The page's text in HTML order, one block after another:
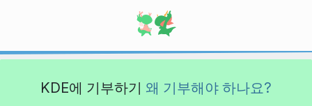
KDE에 기부하기 왜 기부해야 하나요?